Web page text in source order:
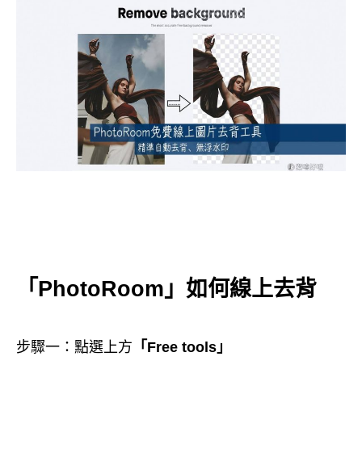
「PhotoRoom」 如何線上去背
步驟一：點選上方 「Free tools」